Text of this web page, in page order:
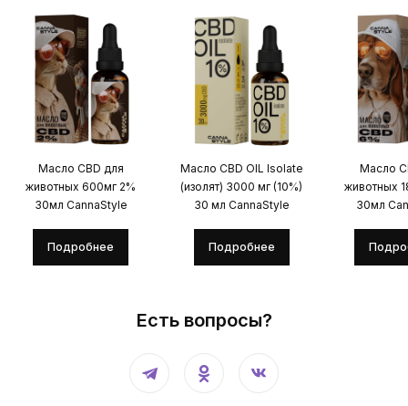
Масло CBD для
животных 600мг 2%
30мл CannaStyle
Подробнее
Масло CBD OIL Isolate
(изолят) 3000 мг (10%)
30 мл CannaStyle
Подробнее
Масло
животных
30мл
Есть вопросы?